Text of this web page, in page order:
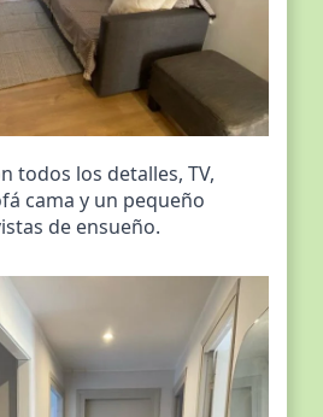
todos los detalles, TV,
cama y un pequeño
de ensueño.